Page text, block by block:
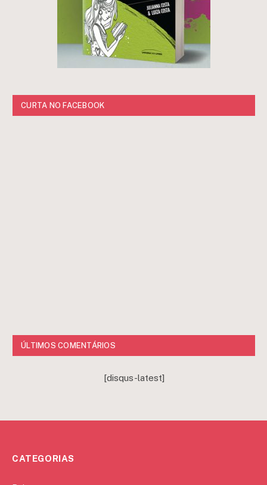
CURTA NO FACEBOOK
ÚLTIMOS COMENTÁRIOS
[disqus-latest]
CATEGORIAS